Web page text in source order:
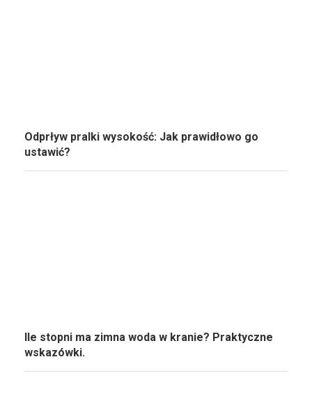
Odprływ pralki wysokość: Jak prawidłowo go
ustawić?
Ile stopni ma zimna woda w kranie? Praktyczne
wskazówki.